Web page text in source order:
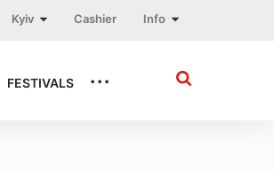
Info
Cashier
Kyiv
FESTIVALS ...